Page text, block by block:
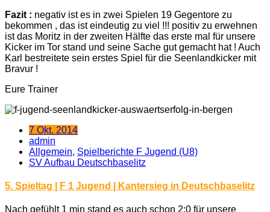
Fazit : negativ ist es in zwei Spielen 19 Gegentore zu
bekommen , das ist eindeutig zu viel !!! positiv zu erwehnen
ist das Moritz in der zweiten Hälfte das erste mal für unsere
Kicker im Tor stand und seine Sache gut gemacht hat ! Auch
Karl bestreitete sein erstes Spiel für die Seenlandkicker mit
Bravur !
Eure Trainer
7 Okt. 2014
admin
Allgemein, Spielberichte F Jugend (U8)
SV Aufbau Deutschbaselitz
5. Spieltag | F 1 Jugend | Kantersieg in Deutschbaselitz
Nach gefühlt 1 min stand es auch schon 2:0 für unsere